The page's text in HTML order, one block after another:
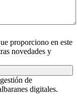
proporciono en este
novedades y